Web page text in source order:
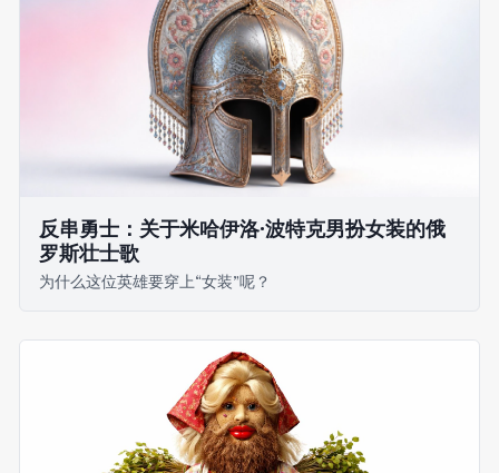
反串勇士：关于米哈伊洛·波特克男扮女装的俄
罗斯壮士歌
为什么这位英雄要穿上“女装”呢？